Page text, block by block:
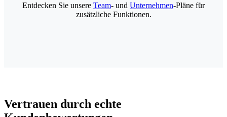
Entdecken Sie unsere Team- und Unternehmen-Pläne für
zusätzliche Funktionen.
Vertrauen durch echte